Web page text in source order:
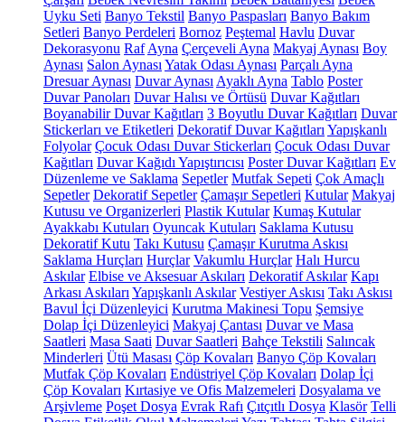
Uyku Seti Banyo Tekstil Banyo Paspasları Banyo Bakım
Setleri Banyo Perdeleri Bornoz Peştemal Havlu Duvar
Dekorasyonu Raf Ayna Çerçeveli Ayna Makyaj Aynası Boy
Aynası Salon Aynası Yatak Odası Aynası Parçalı Ayna
Dresuar Aynası Duvar Aynası Ayaklı Ayna Tablo Poster
Duvar Panoları Duvar Halısı ve Örtüsü Duvar Kağıtları
Boyanabilir Duvar Kağıtları 3 Boyutlu Duvar Kağıtları Duvar
Stickerları ve Etiketleri Dekoratif Duvar Kağıtları Yapışkanlı
Folyolar Çocuk Odası Duvar Stickerları Çocuk Odası Duvar
Kağıtları Duvar Kağıdı Yapıştırıcısı Poster Duvar Kağıtları Ev
Düzenleme ve Saklama Sepetler Mutfak Sepeti Çok Amaçlı
Sepetler Dekoratif Sepetler Çamaşır Sepetleri Kutular Makyaj
Kutusu ve Organizerleri Plastik Kutular Kumaş Kutular
Ayakkabı Kutuları Oyuncak Kutuları Saklama Kutusu
Dekoratif Kutu Takı Kutusu Çamaşır Kurutma Askısı
Saklama Hurçları Hurçlar Vakumlu Hurçlar Halı Hurcu
Askılar Elbise ve Aksesuar Askıları Dekoratif Askılar Kapı
Arkası Askıları Yapışkanlı Askılar Vestiyer Askısı Takı Askısı
Bavul İçi Düzenleyici Kurutma Makinesi Topu Şemsiye
Dolap İçi Düzenleyici Makyaj Çantası Duvar ve Masa
Saatleri Masa Saati Duvar Saatleri Bahçe Tekstili Salıncak
Minderleri Ütü Masası Çöp Kovaları Banyo Çöp Kovaları
Mutfak Çöp Kovaları Endüstriyel Çöp Kovaları Dolap İçi
Çöp Kovaları Kırtasiye ve Ofis Malzemeleri Dosyalama ve
Arşivleme Poşet Dosya Evrak Rafı Çıtçıtlı Dosya Klasör Telli